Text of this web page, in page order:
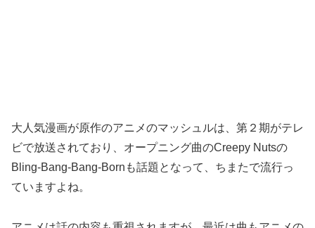
大人気漫画が原作のアニメのマッシュルは、第２期がテレ
ビで放送されており、オープニング曲のCreepy Nutsの
Bling-Bang-Bang-Bornも話題となって、ちまたで流行っ
ていますよね。